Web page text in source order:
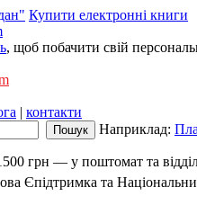
Купити електронні книги
, щоб побачити свій
| контакти
Наприклад:
грн — у поштомат та
Єпідтримка та